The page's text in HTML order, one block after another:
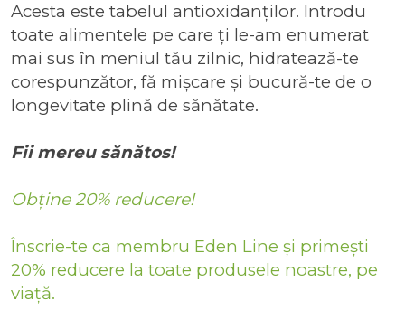
Acesta este tabelul antioxidanților. Introdu
toate alimentele pe care ți le-am enumerat
mai sus în meniul tău zilnic, hidratează-te
corespunzător, fă mișcare și bucură-te de o
longevitate plină de sănătate.
Fii mereu sănătos!
Obține 20% reducere!
Înscrie-te ca membru Eden Line și primești
20% reducere la toate produsele noastre, pe
viață.